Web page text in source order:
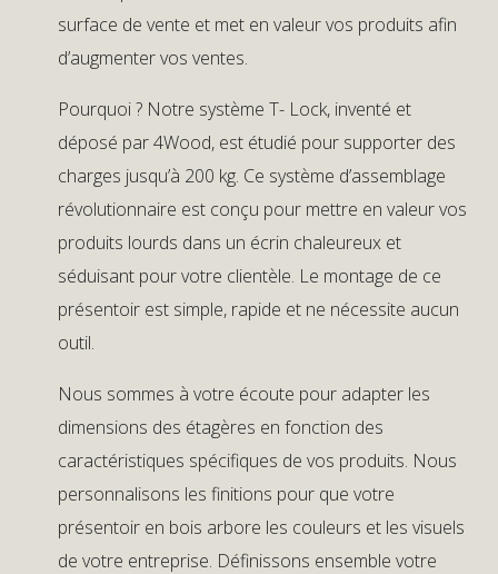
surface de vente et met en valeur vos produits afin
d’augmenter vos ventes.
Pourquoi ? Notre système T- Lock, inventé et
déposé par 4Wood, est étudié pour supporter des
charges jusqu’à 200 kg. Ce système d’assemblage
révolutionnaire est conçu pour mettre en valeur vos
produits lourds dans un écrin chaleureux et
séduisant pour votre clientèle. Le montage de ce
présentoir est simple, rapide et ne nécessite aucun
outil.
Nous sommes à votre écoute pour adapter les
dimensions des étagères en fonction des
caractéristiques spécifiques de vos produits. Nous
personnalisons les finitions pour que votre
présentoir en bois arbore les couleurs et les visuels
de votre entreprise. Définissons ensemble votre